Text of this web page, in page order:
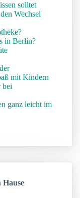
solltet
Wechsel
in Berlin?
mit Kindern
bei
ganz leicht im
Hause